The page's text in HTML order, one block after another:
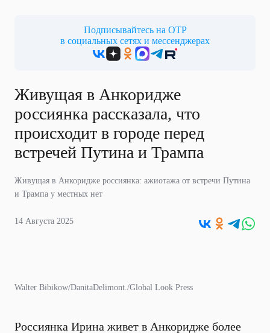
Подписывайтесь на ОТР
в социальных сетях и мессенджерах
Живущая в Анкоридже
россиянка рассказала, что
происходит в городе перед
встречей Путина и Трампа
Живущая в Анкоридже россиянка: ажиотажа от встречи Путина
и Трампа у местных нет
14 Августа 2025
Walter Bibikow/DanitaDelimont./Global Look Press
Россиянка Ирина живет в Анкоридже более